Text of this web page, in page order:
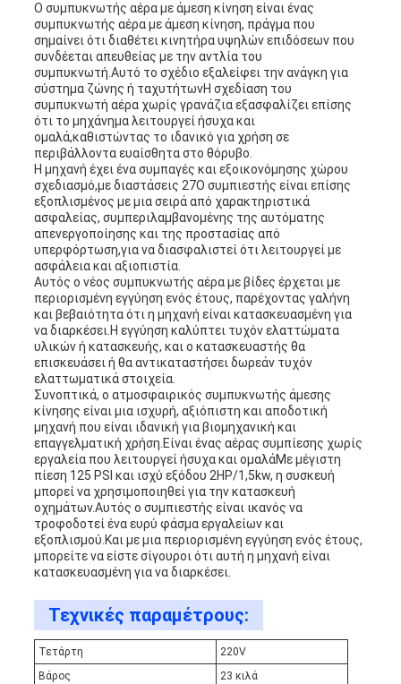
PRIVACY
POLICY
Ο συμπυκνωτής αέρα με άμεση κίνηση είναι ένας
συμπυκνωτής αέρα με άμεση κίνηση, πράγμα που
σημαίνει ότι διαθέτει κινητήρα υψηλών επιδόσεων που
συνδέεται απευθείας με την αντλία του
συμπυκνωτή.Αυτό το σχέδιο εξαλείφει την ανάγκη για
σύστημα ζώνης ή ταχυτήτωνΗ σχεδίαση του
συμπυκνωτή αέρα χωρίς γρανάζια εξασφαλίζει επίσης
ότι το μηχάνημα λειτουργεί ήσυχα και
ομαλά,καθιστώντας το ιδανικό για χρήση σε
περιβάλλοντα ευαίσθητα στο θόρυβο.
Η μηχανή έχει ένα συμπαγές και εξοικονόμησης χώρου
σχεδιασμό,με διαστάσεις 27Ο συμπιεστής είναι επίσης
εξοπλισμένος με μια σειρά από χαρακτηριστικά
ασφαλείας, συμπεριλαμβανομένης της αυτόματης
απενεργοποίησης και της προστασίας από
υπερφόρτωση,για να διασφαλιστεί ότι λειτουργεί με
ασφάλεια και αξιοπιστία.
Αυτός ο νέος συμπυκνωτής αέρα με βίδες έρχεται με
περιορισμένη εγγύηση ενός έτους, παρέχοντας γαλήνη
και βεβαιότητα ότι η μηχανή είναι κατασκευασμένη για
να διαρκέσει.Η εγγύηση καλύπτει τυχόν ελαττώματα
υλικών ή κατασκευής, και ο κατασκευαστής θα
επισκευάσει ή θα αντικαταστήσει δωρεάν τυχόν
ελαττωματικά στοιχεία.
Συνοπτικά, ο ατμοσφαιρικός συμπυκνωτής άμεσης
κίνησης είναι μια ισχυρή, αξιόπιστη και αποδοτική
μηχανή που είναι ιδανική για βιομηχανική και
επαγγελματική χρήση.Είναι ένας αέρας συμπίεσης χωρίς
εργαλεία που λειτουργεί ήσυχα και ομαλάΜε μέγιστη
πίεση 125 PSI και ισχύ εξόδου 2HP/1,5kw, η συσκευή
μπορεί να χρησιμοποιηθεί για την κατασκευή
οχημάτων.Αυτός ο συμπιεστής είναι ικανός να
τροφοδοτεί ένα ευρύ φάσμα εργαλείων και
εξοπλισμού.Και με μια περιορισμένη εγγύηση ενός έτους,
μπορείτε να είστε σίγουροι ότι αυτή η μηχανή είναι
κατασκευασμένη για να διαρκέσει.
Τεχνικές παραμέτρους:
Τετάρτη
220V
Βάρος
23 κιλά